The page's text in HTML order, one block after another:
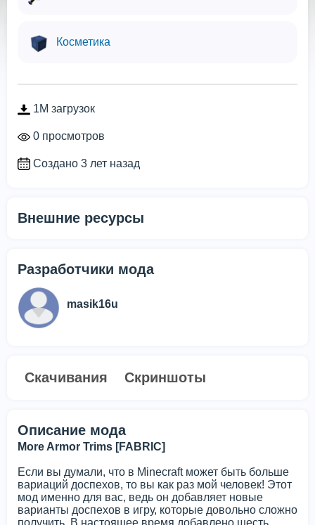
Косметика
1M загрузок
0 просмотров
Создано 3 лет назад
Внешние ресурсы
Разработчики мода
masik16u
Скачивания Скриншоты
Описание мода
More Armor Trims [FABRIC]
Если вы думали, что в Minecraft может быть больше
вариаций доспехов, то вы как раз мой человек! Этот
мод именно для вас, ведь он добавляет новые
варианты доспехов в игру, которые довольно сложно